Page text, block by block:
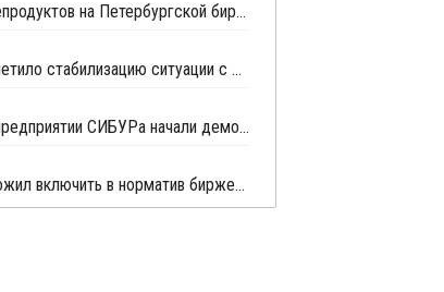
Продажи нефтепродуктов на Петербургской бирже за 7 месяцев снизились на 11,2%, в июле – на 35,6%
Минэнерго отметило стабилизацию ситуации с обеспечением топливом в ряде регионов
На казанском предприятии СИБУРа начали демонтаж устаревшего производства этилена
Минфин предложил включить в норматив биржевых продаж топлива реализацию по договорам, устанавливаемым правительством